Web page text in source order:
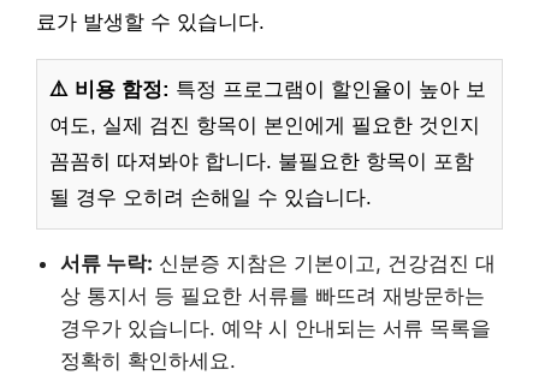
료가 발생할 수 있습니다.
⚠️ 비용 함정: 특정 프로그램이 할인율이 높아 보
여도, 실제 검진 항목이 본인에게 필요한 것인지
꼼꼼히 따져봐야 합니다. 불필요한 항목이 포함
될 경우 오히려 손해일 수 있습니다.
서류 누락: 신분증 지참은 기본이고, 건강검진 대
상 통지서 등 필요한 서류를 빠뜨려 재방문하는
경우가 있습니다. 예약 시 안내되는 서류 목록을
정확히 확인하세요.